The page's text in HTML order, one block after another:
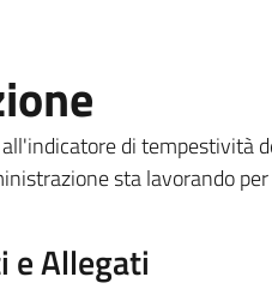
di tempestività
sta lavorando
e Allegati